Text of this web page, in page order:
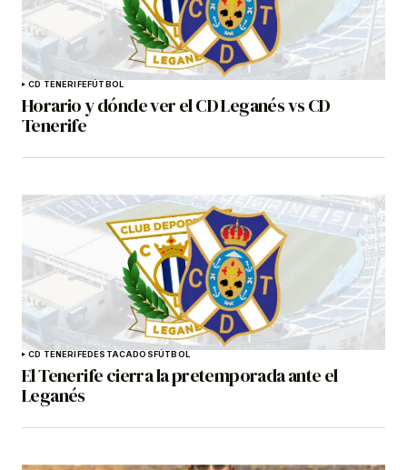
CD TENERIFEFÚTBOL
Horario y dónde ver el CD Leganés vs CD
Tenerife
CD TENERIFEDESTACADOSFÚTBOL
El Tenerife cierra la pretemporada ante el
Leganés